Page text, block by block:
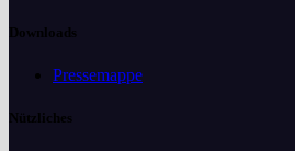
Downloads
Pressemappe
Nützliches